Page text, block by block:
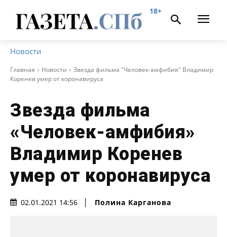
18+
Новости
Главная Новости
Звезда фильма "Человек-амфибия" Владимир
Коренев умер от коронавируса
Звезда фильма
«Человек-амфибия»
Владимир Коренев
умер от коронавируса
02.01.2021 14:56 Полина Карганова